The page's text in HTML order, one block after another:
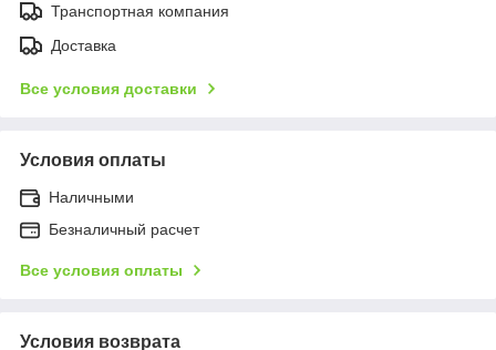
Транспортная компания
Доставка
Все условия доставки
Условия оплаты
Наличными
Безналичный расчет
Все условия оплаты
Условия возврата